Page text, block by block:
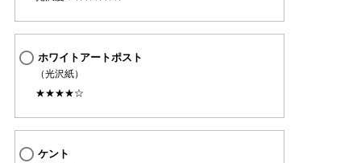
ホワイトアートポスト
（光沢紙）
★★★★☆
ケント